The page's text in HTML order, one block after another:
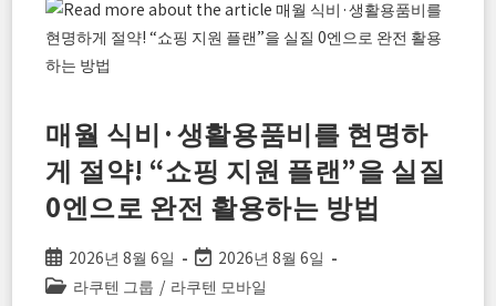
강
위
성
주
에
서
전
파
가
닿
새
로
운
스
매월 식비·생활용품비를 현명하
게 절약! “쇼핑 지원 플랜”을 실질
0엔으로 완전 활용하는 방법
Post
published:
2026년 8월 6일
Post
last
2026년 8월 6일
Post라쿠텐 그룹 / 라쿠텐 모바일